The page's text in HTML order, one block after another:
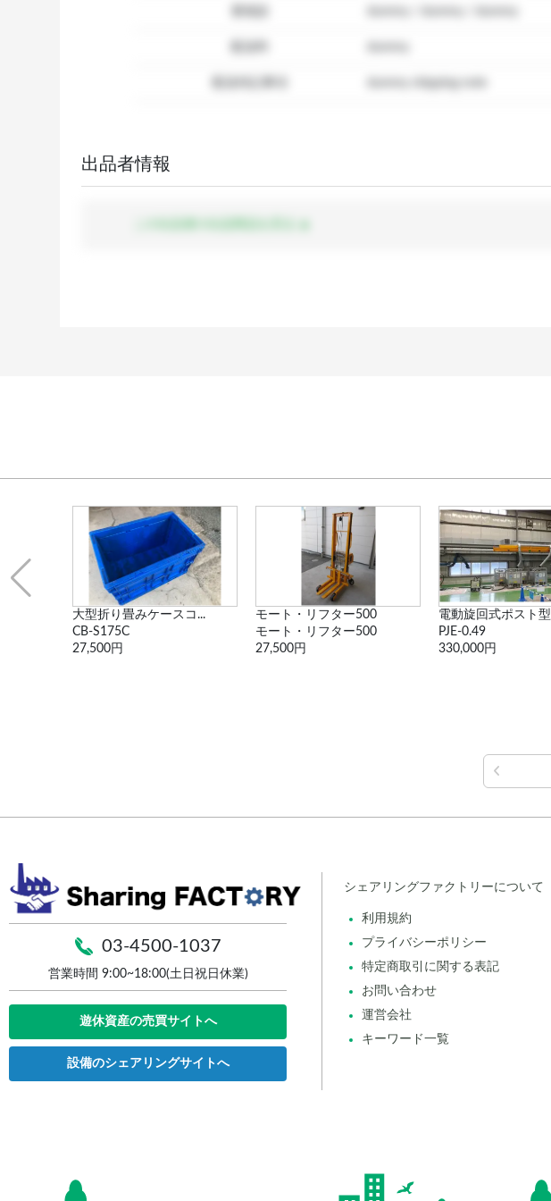
出品者情報
モート・リフター500
モート・リフター500
27,500円
電動旋回式ポスト型ジ...
PJE-0.49
330,000円
パワーリフターH
PL-H500-15
55,000円
03-4500-1037
営業時間 9:00~18:00(土日祝日休業)
遊休資産の売買サイトへ
設備のシェアリングサイトへ
シェアリングファクトリーについて
利用規約
プライバシーポリシー
特定商取引に関する表記
お問い合わせ
運営会社
キーワード一覧